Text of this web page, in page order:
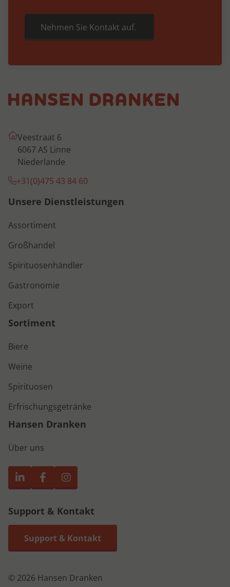
Nehmen Sie Kontakt auf.
Veestraat 6
6067 AS Linne
Niederlande
+31(0)475 43 84 60
Unsere Dienstleistungen
Assortiment
Großhandel
Spirituosenhändler
Gastronomie
Export
Sortiment
Biere
Weine
Spirituosen
Erfrischungsgetränke
Hansen Dranken
Über uns
Support & Kontakt
Support & Kontakt
© 2026 Hansen Dranken